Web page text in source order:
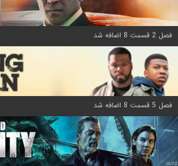
فصل 2 قسمت 8 اضافه شد
فصل 5 قسمت 8 اضافه شد